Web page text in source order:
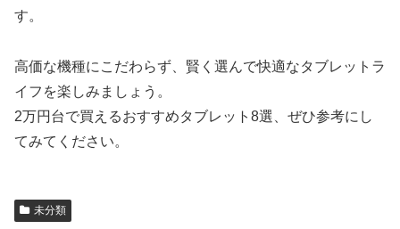
す。
高価な機種にこだわらず、賢く選んで快適なタブレットラ
イフを楽しみましょう。
2万円台で買えるおすすめタブレット8選、ぜひ参考にし
てみてください。
未分類